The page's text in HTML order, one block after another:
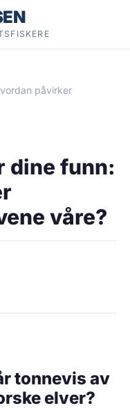
påvirker
dine funn:
våre?
tonnevis av
elver?